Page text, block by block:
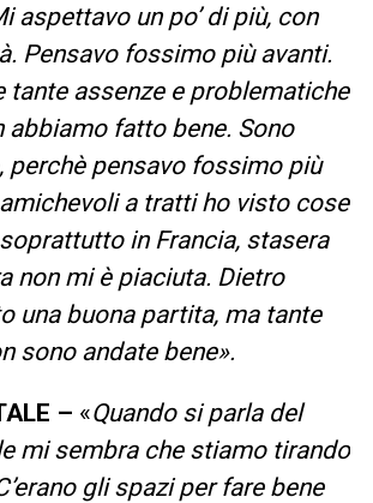
aspettavo un po’ di più, con
Pensavo fossimo più avanti.
tante assenze e problematiche
abbiamo fatto bene. Sono
perchè pensavo fossimo più
a tratti ho visto cose
in Francia, stasera
non mi è piaciuta. Dietro
una buona partita, ma tante
sono andate bene».
– «Quando si parla del
mi sembra che stiamo tirando
gli spazi per fare bene